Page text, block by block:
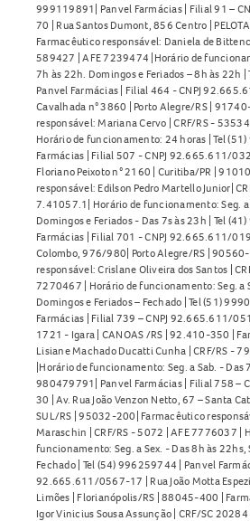
999119891| Panvel Farmácias | Filial 91 –
70 | Rua Santos Dumont, 856 Centro |
Farmacêutico responsável: Daniela de
589427 | AFE 7239474 |Horário de
7h às 22h. Domingos e Feriados – 8h às 22h |
Panvel Farmácias | Filial 464 - CNPJ
Cavalhada n° 3860 | Porto Alegre/RS |
responsável: Mariana Cervo | CRF/RS -
Horário de funcionamento: 24 horas | Tel
Farmácias | Filial 507 - CNPJ 92.665.611/
Floriano Peixoto n° 2160 | Curitiba/PR |
responsável: Edilson Pedro Martello Junior|
7.41057.1| Horário de funcionamento: Seg. a
Domingos e Feriados - Das 7s às 23h | Tel
Farmácias | Filial 701 - CNPJ 92.665.611/
Colombo, 976/980| Porto Alegre/RS |
responsável: Crislane Oliveira dos Santos |
7270467 | Horário de funcionamento: Seg. a
Domingos e Feriados – Fechado | Tel (51)
Farmácias | Filial 739 – CNPJ 92.665.611/
1721 - Igara | CANOAS /RS | 92.410-350 |
Lisiane Machado Ducatti Cunha | CRF/RS -
|Horário de funcionamento: Seg. a Sab. - Das
980479791| Panvel Farmácias | Filial 758 –
30 | Av. Rua João Venzon Netto, 67 – Santa
SUL/RS | 95032-200| Farmacêutico
Maraschin | CRF/RS - 5072 | AFE 7776037 |
funcionamento: Seg. a Sex. - Das 8h às 22hs,
Fechado | Tel (54) 996259744 | Panvel
92.665.611/0567-17 | Rua João Motta
Limões | Florianópolis/RS | 88045-400 |
Igor Vinicius Sousa Assunção | CRF/SC